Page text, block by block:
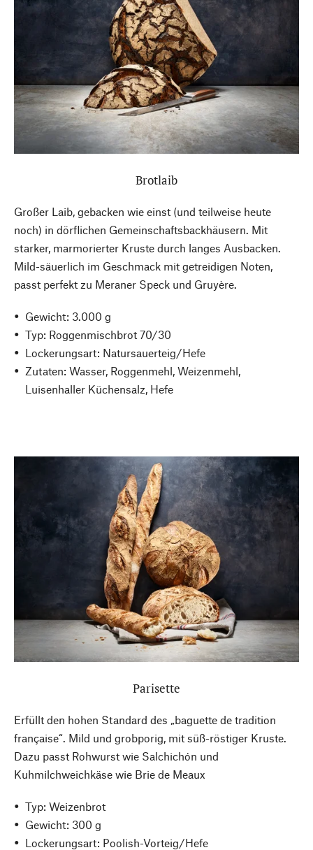
Brotlaib
Großer Laib, gebacken wie einst (und teilweise heute
noch) in dörflichen Gemeinschaftsbackhäusern. Mit
starker, marmorierter Kruste durch langes Ausbacken.
Mild-säuerlich im Geschmack mit getreidigen Noten,
passt perfekt zu Meraner Speck und Gruyère.
Gewicht: 3.000 g
Typ: Roggenmischbrot 70/30
Lockerungsart: Natursauerteig/Hefe
Zutaten: Wasser, Roggenmehl, Weizenmehl,
Luisenhaller Küchensalz, Hefe
Parisette
Erfüllt den hohen Standard des „baguette de tradition
française“. Mild und grobporig, mit süß-röstiger Kruste.
Dazu passt Rohwurst wie Salchichón und
Kuhmilchweichkäse wie Brie de Meaux
Typ: Weizenbrot
Gewicht: 300 g
Lockerungsart: Poolish-Vorteig/Hefe